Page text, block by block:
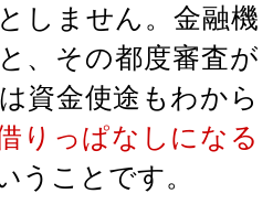
しません。金融機
、その都度審査が
資金使途もわから
りっぱなしになる
うことです。